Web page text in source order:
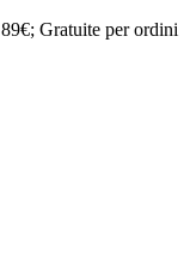
89€; Gratuite perordini